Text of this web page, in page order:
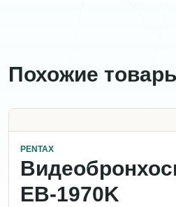
Похожие
PENTAX
EB-1970K